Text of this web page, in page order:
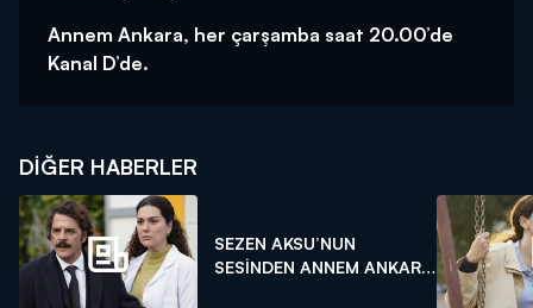
Annem Ankara, her çarşamba saat 20.00’de
Kanal D’de.
DIĞER HABERLER
SEZEN AKSU’NUN
SESİNDEN ANNEM ANKARA